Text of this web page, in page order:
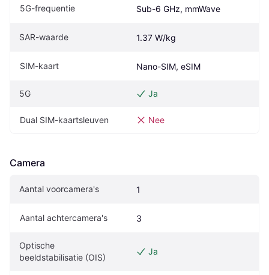
5G-frequentie Sub-6 GHz, mmWave
SAR-waarde 1.37 W/kg
SIM-kaart Nano-SIM, eSIM
5G Ja
Dual SIM-kaartsleuven Nee
Camera
Aantal voorcamera's 1
Aantal achtercamera's 3
Optische
beeldstabilisatie (OIS)
Ja